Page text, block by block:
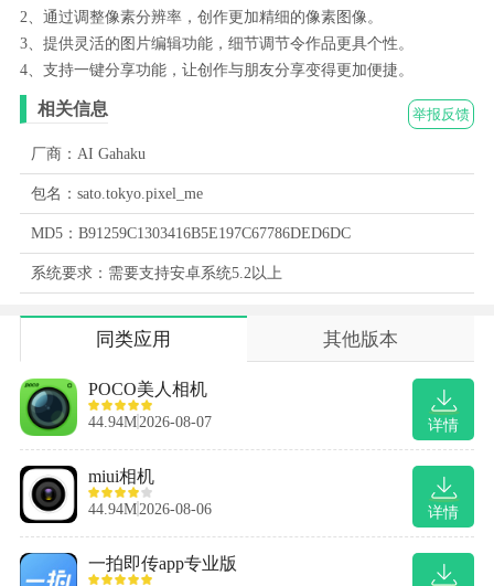
2、通过调整像素分辨率，创作更加精细的像素图像。
3、提供灵活的图片编辑功能，细节调节令作品更具个性。
4、支持一键分享功能，让创作与朋友分享变得更加便捷。
举报反馈
相关信息
厂商：AI Gahaku
包名：sato.tokyo.pixel_me
MD5：B91259C1303416B5E197C67786DED6DC
系统要求：需要支持安卓系统5.2以上
同类应用 其他版本
详情
POCO美人相机
44.94M 2026-08-07
详情
miui相机
44.94M 2026-08-06
一拍即传app专业版